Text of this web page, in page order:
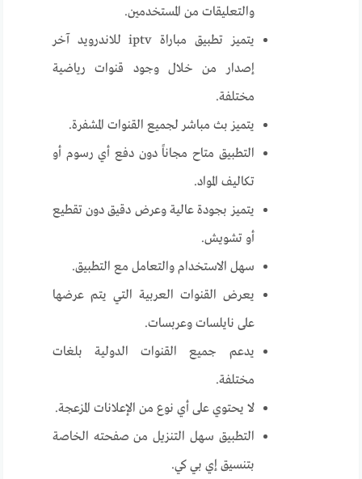
والتعليقات من المستخدمين.
يتميز تطبيق مباراة iptv للاندرويد آخر
إصدار من خلال وجود قنوات رياضية
مختلفة.
يتميز بث مباشر لجميع القنوات المشفرة.
التطبيق متاح مجاناً دون دفع أي رسوم أو
تكاليف المواد.
يتميز بجودة عالية وعرض دقيق دون تقطيع
أو تشويش.
سهل الاستخدام والتعامل مع التطبيق.
يعرض القنوات العربية التي يتم عرضها
على نايلسات وعربسات.
يدعم جميع القنوات الدولية بلغات
مختلفة.
لا يحتوي على أي نوع من الإعلانات المزعجة.
التطبيق سهل التنزيل من صفحته الخاصة
بتنسيق إي بي كي.